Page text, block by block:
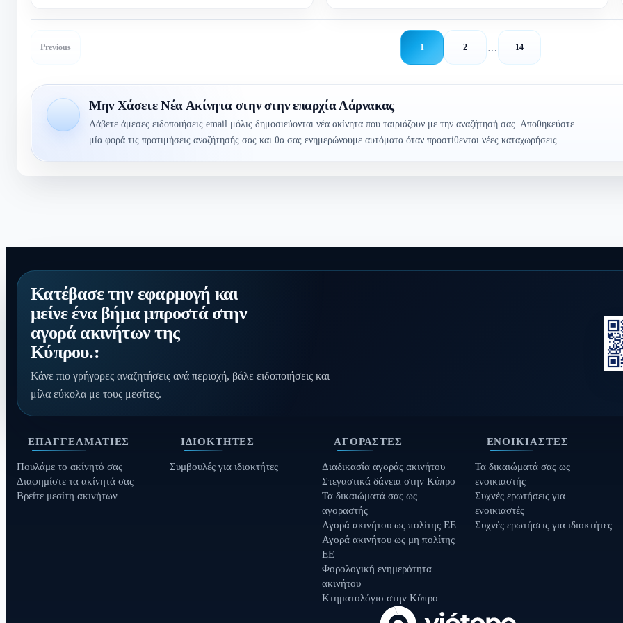
Previous 1 2 14
Μην Χάσετε Νέα Ακίνητα στην στην επαρχία Λάρνακας
Λάβετε άμεσες ειδοποιήσεις email μόλις δημοσιεύονται νέα ακίνητα που ταιριάζουν με την αναζήτησή σας. Αποθηκεύστε
μία φορά τις προτιμήσεις αναζήτησής σας και θα σας ενημερώνουμε αυτόματα όταν προστίθενται νέες καταχωρήσεις.
Κατέβασε την εφαρμογή και
μείνε ένα βήμα μπροστά στην
αγορά ακινήτων της
Κύπρου.:
Κάνε πιο γρήγορες αναζητήσεις ανά περιοχή, βάλε ειδοποιήσεις και
μίλα εύκολα με τους μεσίτες.
ΕΠΑΓΓΕΛΜΑΤΊΕΣ
Πουλάμε το ακίνητό σας
Διαφημίστε τα ακίνητά σας
Βρείτε μεσίτη ακινήτων
ΙΔΙΟΚΤΉΤΕΣ
Συμβουλές για ιδιοκτήτες
ΑΓΟΡΑΣΤΈΣ
Διαδικασία αγοράς ακινήτου
Στεγαστικά δάνεια στην Κύπρο
Τα δικαιώματά σας ως
αγοραστής
Αγορά ακινήτου ως πολίτης ΕΕ
Αγορά ακινήτου ως μη πολίτης
ΕΕ
Φορολογική ενημερότητα
ακινήτου
Κτηματολόγιο στην Κύπρο
ΕΝΟΙΚΙΑΣΤΈΣ
Τα δικαιώματά σας ως
ενοικιαστής
Συχνές ερωτήσεις για
ενοικιαστές
Συχνές ερωτήσεις για ιδιοκτήτες